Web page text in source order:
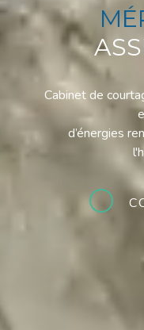
Cabinet de
d’énergies